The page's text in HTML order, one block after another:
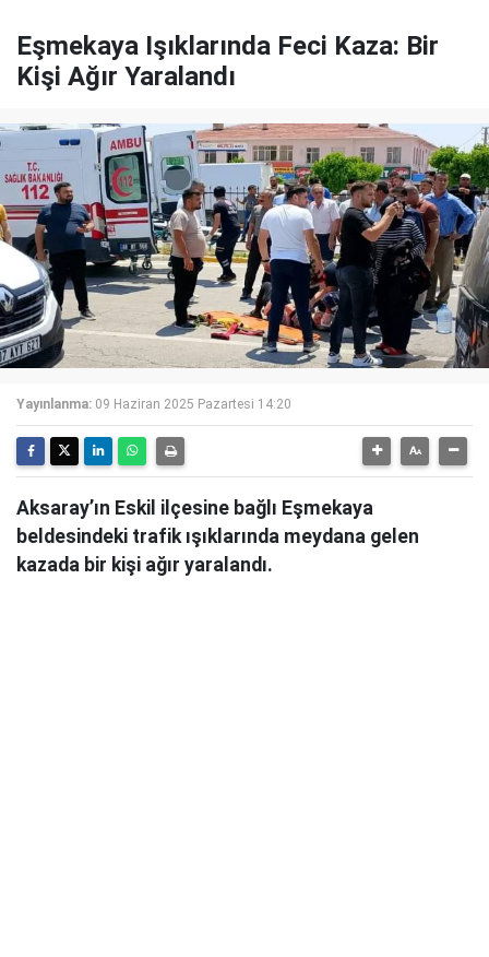
Eşmekaya Işıklarında Feci Kaza: Bir
Kişi Ağır Yaralandı
Yayınlanma: 09 Haziran 2025 Pazartesi 14:20
Aksaray’ın Eskil ilçesine bağlı Eşmekaya
beldesindeki trafik ışıklarında meydana gelen
kazada bir kişi ağır yaralandı.